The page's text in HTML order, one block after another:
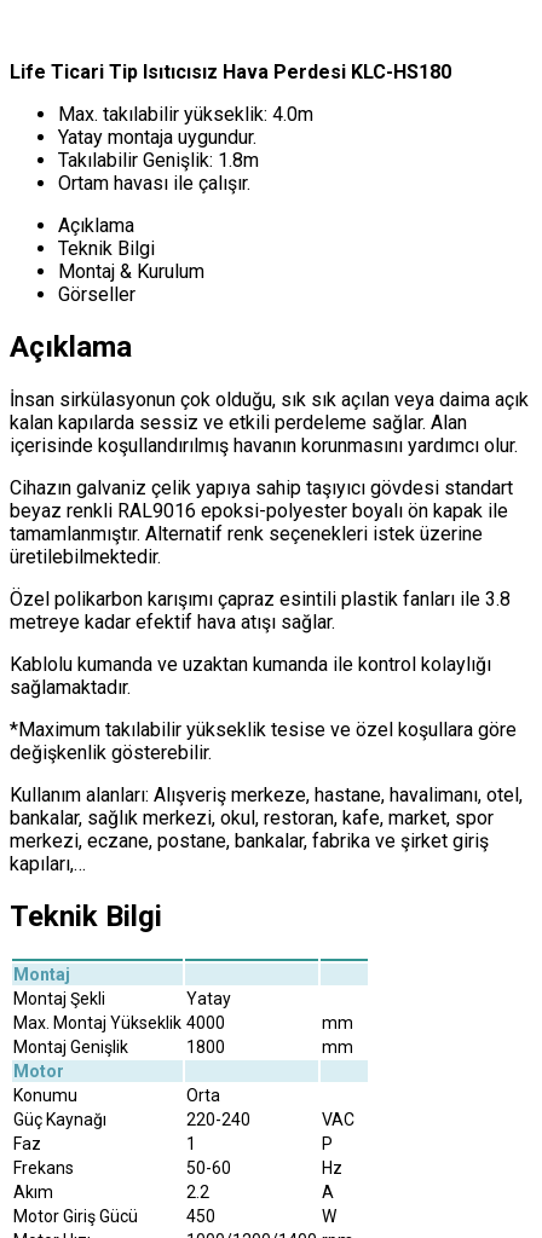
Life Ticari Tip Isıtıcısız Hava Perdesi KLC-HS180
Max. takılabilir yükseklik: 4.0m
Yatay montaja uygundur.
Takılabilir Genişlik: 1.8m
Ortam havası ile çalışır.
Açıklama
Teknik Bilgi
Montaj & Kurulum
Görseller
Açıklama
İnsan sirkülasyonun çok olduğu, sık sık açılan veya daima açık
kalan kapılarda sessiz ve etkili perdeleme sağlar. Alan
içerisinde koşullandırılmış havanın korunmasını yardımcı olur.
Cihazın galvaniz çelik yapıya sahip taşıyıcı gövdesi standart
beyaz renkli RAL9016 epoksi-polyester boyalı ön kapak ile
tamamlanmıştır. Alternatif renk seçenekleri istek üzerine
üretilebilmektedir.
Özel polikarbon karışımı çapraz esintili plastik fanları ile 3.8
metreye kadar efektif hava atışı sağlar.
Kablolu kumanda ve uzaktan kumanda ile kontrol kolaylığı
sağlamaktadır.
*Maximum takılabilir yükseklik tesise ve özel koşullara göre
değişkenlik gösterebilir.
Kullanım alanları: Alışveriş merkeze, hastane, havalimanı, otel,
bankalar, sağlık merkezi, okul, restoran, kafe, market, spor
merkezi, eczane, postane, bankalar, fabrika ve şirket giriş
kapıları,…
Teknik Bilgi
Montaj
Montaj Şekli
Yatay
Max. Montaj Yükseklik 4000
mm
Montaj Genişlik
1800
mm
Motor
Konumu
Orta
Güç Kaynağı
220-240
VAC
Faz
1
P
Frekans
50-60
Hz
Akım
2.2
A
Motor Giriş Gücü
450
W